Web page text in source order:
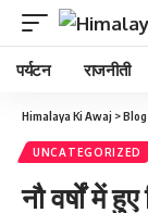
पर्यटन राजनीती
Himalaya Ki Awaj >Blog
UNCATEGORIZED
नौ वर्षों में